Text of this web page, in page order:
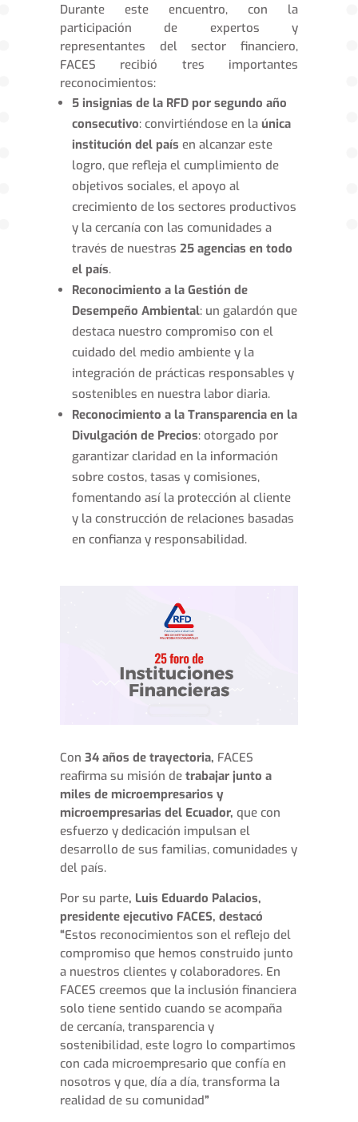
Durante este encuentro, con la
participación de expertos y
representantes del sector financiero,
FACES recibió tres importantes
reconocimientos:
5 insignias de la RFD por segundo año
consecutivo: convirtiéndose en laúnica
institución del país en alcanzar este
logro, que refleja el cumplimiento de
objetivos sociales, el apoyo al
crecimiento de los sectores productivos
y la cercanía con las comunidades a
través de nuestras25 agencias en todo
el país.
Reconocimiento a la Gestión de
Desempeño Ambiental: un galardón que
destaca nuestro compromiso con el
cuidado del medio ambiente y la
integración de prácticas responsables y
sostenibles en nuestra labor diaria.
Reconocimiento a la Transparencia en la
Divulgación de Precios: otorgado por
garantizar claridad en la información
sobre costos, tasas y comisiones,
fomentando así la protección al cliente
y la construcción de relaciones basadas
en confianza y responsabilidad.
Con34 años de trayectoria, FACES
reafirma su misión detrabajar junto a
miles de microempresarios y
microempresarias del Ecuador,que con
esfuerzo y dedicación impulsan el
desarrollo de sus familias, comunidades y
del país.
Por su parte, Luis Eduardo Palacios,
presidente ejecutivo FACES, destacó
“Estos reconocimientos son el reflejo del
compromiso que hemos construido junto
a nuestros clientes y colaboradores. En
FACES creemos que la inclusión financiera
solo tiene sentido cuando se acompaña
de cercanía, transparencia y
sostenibilidad, este logro lo compartimos
con cada microempresario que confía en
nosotros y que, día a día, transforma la
realidad de su comunidad”